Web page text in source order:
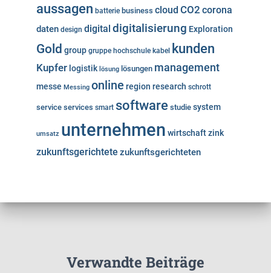
aussagen batterie business cloud CO2 corona
daten design digital digitalisierung Exploration
Gold group gruppe hochschule kabel kunden
Kupfer logistik lösung lösungen management
messe Messing online region research schrott
service services smart software studie system
umsatz unternehmen wirtschaftzink
zukunftsgerichtete zukunftsgerichteten
Verwandte Beiträge